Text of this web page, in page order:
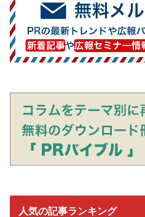
人気の記事ランキング